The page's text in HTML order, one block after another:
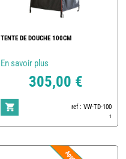
TENTE DE DOUCHE 100CM
En savoir plus
305,00 €
ref : VW-TD-100
1